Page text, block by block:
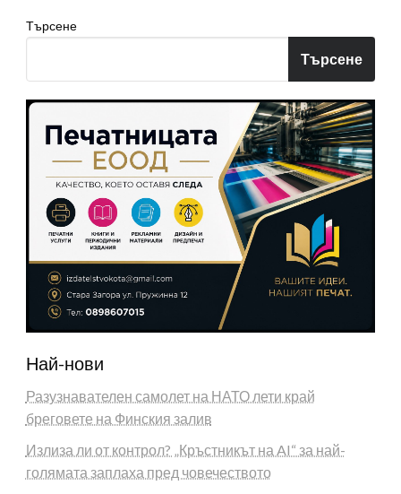
Търсене
Търсене
Най-нови
Разузнавателен самолет на НАТО лети край
бреговете на Финския залив
Излиза ли от контрол? „Кръстникът на AI“ за най-
голямата заплаха пред човечеството